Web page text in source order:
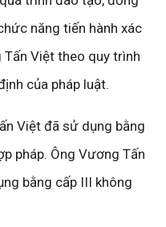
năng tiến hành xác
Việt theo quy trình
của pháp luật.
Việt đã sử dụng bằng
pháp. Ông Vương Tấn
bằng cấp III không